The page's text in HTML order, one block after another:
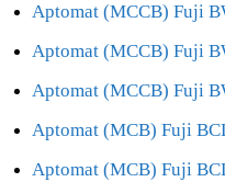
Aptomat (MCCB) Fuji
Aptomat (MCCB) Fuji
Aptomat (MCCB) Fuji
Aptomat (MCB) Fuji
Aptomat (MCB) Fuji